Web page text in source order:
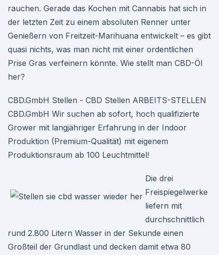
rauchen. Gerade das Kochen mit Cannabis hat sich in
der letzten Zeit zu einem absoluten Renner unter
Genießern von Freitzeit-Marihuana entwickelt – es gibt
quasi nichts, was man nicht mit einer ordentlichen
Prise Gras verfeinern könnte. Wie stellt man CBD-Öl
her?
CBD.GmbH Stellen - CBD Stellen ARBEITS-STELLEN
CBD.GmbH Wir suchen ab sofort, hoch qualifizierte
Grower mit langjähriger Erfahrung in der Indoor
Produktion (Premium-Qualität) mit eigenem
Produktionsraum ab 100 Leuchtmittel!
Die drei
Freispiegelwerke
liefern mit
durchschnittlich
rund 2.800 Litern Wasser in der Sekunde einen
Großteil der Grundlast und decken damit etwa 80